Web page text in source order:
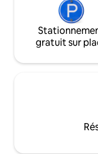
gratuit sur